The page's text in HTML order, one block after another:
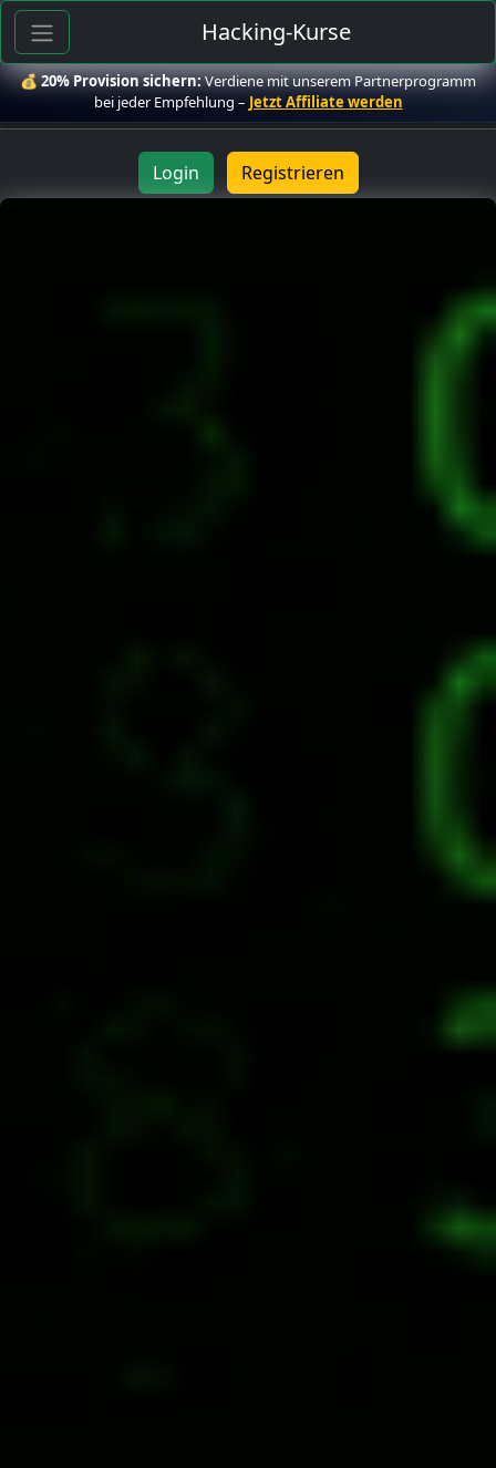
Hacking-Kurse
💰20% Provision sichern:Verdiene mit unserem Partnerprogramm
bei jeder Empfehlung – Jetzt Affiliate werden
Login Registrieren